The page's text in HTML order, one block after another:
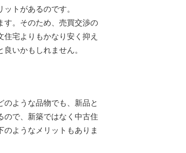
トがあるのです。
す。そのため、売買交渉の
宅よりもかなり安く抑え
いかもしれません。
ような品物でも、新品と
ので、新築ではなく中古住
ようなメリットもありま